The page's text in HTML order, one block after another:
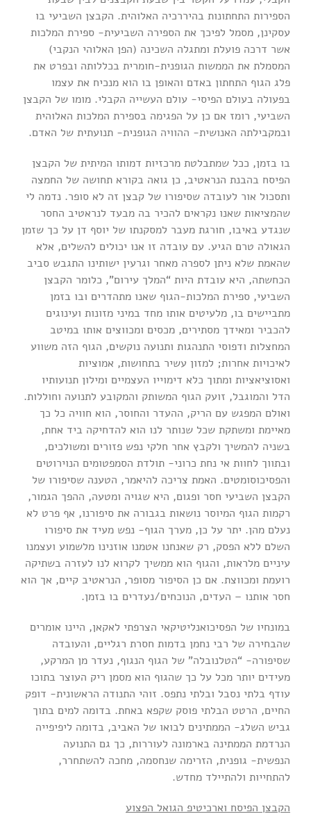
הספירות התחתונות בהיררכיה האלוהית. הקבצן השביעי בו
עסקינן, מסמל לפיכך את הספירה השביעית- ספירת המלכות
אשר דרכה פועלת ומתגלה השכינה (הפן האלוהי הנקבי)
המסמלת את הממשות הגופנית-חומרית בכללותה ובפרט את
פלג הגוף התחתון באדם והאופן בו הוא מנכיח את עצמו
בפעולה בעולם הפיסי- עולם העשייה הקבלי. מומו של הקבצן
השביעי, רומז אם כן על הפגימה בספירת המלכות האלוהית
ובמקבילתה האנושית- ההוויה הגופנית- תנועתית של האדם.
בו בזמן, ככל שמתבלטת מרכזיות דמותו המיתית של הקבצן
הפיסח בהבנת הנראטיב, כן גואה בקורא תחושה של החמצה
ותסכול אור לעובדה שסיפורו של קבצן זה לא סופר. נדמה לי
שהמציאות שאנו נקראים להכיר בה מבעד לנראטיב החסר
שנגדע באיבו, חורגת מעבר למסקנתו של יוסף דן על כך שזמן
הגאולה טרם הגיע. עם עובדה זו אנו יכולים להשלים, אלא
שהאמת שלא ניתן לספרה מאחר וגרעין ישותינו התגבש סביב
הכחשתה, היא עובדת היות “המלך עירום”, כלומר הקבצן
השביעי, ספירת המלכות-הגוף שאנו מתהדרים ובו בזמן
מתביישים בו, מלעיטים אותו מחד במיני מזונות ועינוגים
להכביר ומאידך מסתירים, מכסים ומכווצים אותו במיטב
המחצלות ודפוסי התנהגות ותנועה נוקשים, הגוף הזה משווע
לאיכויות אחרות; למזון עשיר בתחושות, אמוציות
ואסוציאציות ומתוך כלא דימוייו העצמיים ומילון תנועותיו
הדל והמוגבל, זועק הגוף המשותק והמקובע לתנועה וחוללות.
ואולם המפגש עם הריק, ההעדר והחוסר, הוא חוויה כל כך
מאיימת ומשתקת שכל שנותר לנו הוא להדחיקה ביד אחת,
בשניה להמשיך ולקבץ אחר חלקי נפש פזורים ומשולכים,
ובתווך לחוות אי נחת כרוני- תולדת הסמפטומים הנוירוטים
והפסיכוסומטים. האמת צריכה להיאמר, הטענה שסיפורו של
הקבצן השביעי חסר ופגום, היא שגויה ומטעה, ההפך הגמור,
רקמות הגוף המיוסר נושאות בגבורה את סיפורנו, אף פרט לא
נעלם מהן. יתר על כן, מערך הגוף- נפש מעיד את סיפורו
השלם ללא הפסק, רק שאנחנו אטמנו אוזנינו מלשמוע ועצמנו
עיניים מלראות, והגוף הוא ממשיך לקרוא לנו לעזרה בשתיקה
רועמת ומכווצת. אם כן הסיפור מסופר, הנראטיב קיים, אך הוא
חסר אותנו – העדים, הנוכחים/נעדרים בו בזמן.
במונחיו של הפסיכואנליטיקאי הצרפתי לאקאן, היינו אומרים
שהבחירה של רבי נחמן בדמות חסרת רגליים, והעובדה
שסיפורה- “הטלנובלה” של הגוף הנגוף, נעדר מן המרקע,
מעידים יותר מכל על כך שהגוף הוא מסמן ריק העוצר בתוכו
עודף בלתי נסבל ובלתי נתפס. זוהי התנודה הראשונית- דופק
החיים, הרטט הבלתי פוסק שקפא באחת. בדומה למים בתוך
גביש השלג- הממתינים לבואו של האביב, בדומה ליפיפייה
הנרדמת הממתינה בארמונה לעוררות, כך גם התנועה
הנפשית- גופנית, הזרימה שנחסמה, מחכה להשתחרר,
להתחייות ולהתיילד מחדש.
הקבצן הפיסח וארכיטיפ הגואל הפצוע